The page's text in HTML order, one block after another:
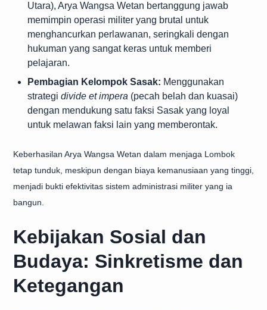
Utara), Arya Wangsa Wetan bertanggung jawab
memimpin operasi militer yang brutal untuk
menghancurkan perlawanan, seringkali dengan
hukuman yang sangat keras untuk memberi
pelajaran.
Pembagian Kelompok Sasak: Menggunakan
strategi divide et impera (pecah belah dan kuasai)
dengan mendukung satu faksi Sasak yang loyal
untuk melawan faksi lain yang memberontak.
Keberhasilan Arya Wangsa Wetan dalam menjaga Lombok
tetap tunduk, meskipun dengan biaya kemanusiaan yang tinggi,
menjadi bukti efektivitas sistem administrasi militer yang ia
bangun.
Kebijakan Sosial dan
Budaya: Sinkretisme dan
Ketegangan